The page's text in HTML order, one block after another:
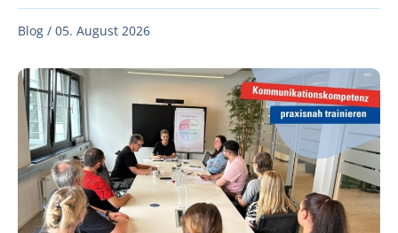
Blog / 05. August 2026